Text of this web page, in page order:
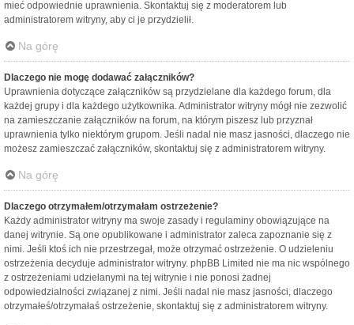
mieć odpowiednie uprawnienia. Skontaktuj się z moderatorem lub
administratorem witryny, aby ci je przydzielił.
Na górę
Dlaczego nie mogę dodawać załączników?
Uprawnienia dotyczące załączników są przydzielane dla każdego forum, dla
każdej grupy i dla każdego użytkownika. Administrator witryny mógł nie zezwolić
na zamieszczanie załączników na forum, na którym piszesz lub przyznał
uprawnienia tylko niektórym grupom. Jeśli nadal nie masz jasności, dlaczego nie
możesz zamieszczać załączników, skontaktuj się z administratorem witryny.
Na górę
Dlaczego otrzymałem/otrzymałam ostrzeżenie?
Każdy administrator witryny ma swoje zasady i regulaminy obowiązujące na
danej witrynie. Są one opublikowane i administrator zaleca zapoznanie się z
nimi. Jeśli ktoś ich nie przestrzegał, może otrzymać ostrzeżenie. O udzieleniu
ostrzeżenia decyduje administrator witryny. phpBB Limited nie ma nic wspólnego
z ostrzeżeniami udzielanymi na tej witrynie i nie ponosi żadnej
odpowiedzialności związanej z nimi. Jeśli nadal nie masz jasności, dlaczego
otrzymałeś/otrzymałaś ostrzeżenie, skontaktuj się z administratorem witryny.